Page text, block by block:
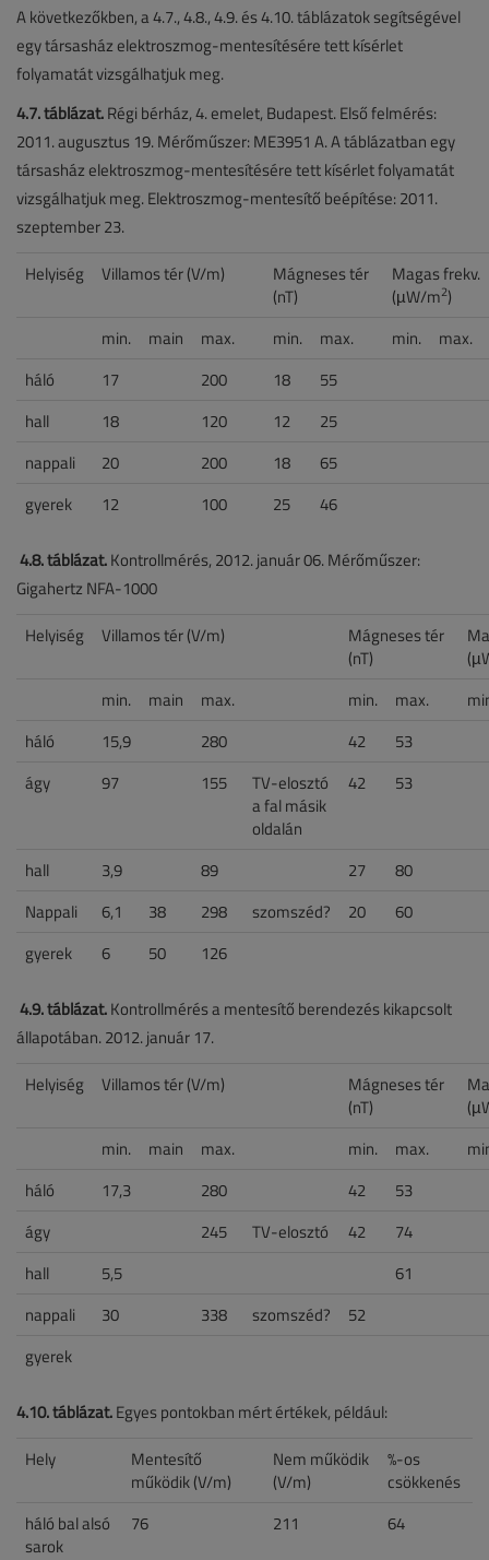
A következőkben, a 4.7., 4.8., 4.9. és 4.10. táblázatok segítségével
egy társasház elektroszmog-mentesítésére tett kísérlet
folyamatát vizsgálhatjuk meg.
4.7. táblázat.Régi bérház, 4. emelet, Budapest. Első felmérés:
2011. augusztus 19. Mérőműszer: ME3951 A. A táblázatban egy
társasház elektroszmog-mentesítésére tett kísérlet folyamatát
vizsgálhatjuk meg. Elektroszmog-mentesítő beépítése: 2011.
szeptember 23.
Helyiség Villamos tér (V/m)
Mágneses tér
(nT)
Magas frekv.
(µW/m2)
min.
main max. min. max. min.
max.
háló
17 200 18
55
hall
18 120 12
25
nappali
20 200 18
65
gyerek
12 100 25 46
4.8. táblázat.Kontrollmérés, 2012. január 06. Mérőműszer:
Gigahertz NFA-1000
Helyiség Villamos tér (V/m)
Mágneses tér
(nT)
min.
main max. min. max.
háló
15,9 280 42
53
ágy
97 155
TV-elosztó
a fal másik
oldalán
42 53
hall 3,9 89 27
80
Nappali
6,1 38 298 szomszéd? 20
60
gyerek
6 50 126
4.9. táblázat.Kontrollmérés a mentesítő berendezés kikapcsolt
állapotában. 2012. január 17.
Helyiség Villamos tér (V/m)
Mágneses tér
(nT)
min.
main max. min. max.
háló
17,3 280 42
53
ágy
245 TV-elosztó 42
74
hall
5,5
61
nappali
30 338 szomszéd?
52
gyerek
4.10. táblázat.Egyes pontokban mért értékek, például:
Hely
Mentesítő
működik (V/m)
Nem működik
(V/m)
%-os
csökkenés
háló bal alsó
sarok
76 211 64